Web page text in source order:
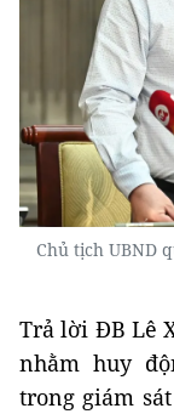
Chủ tịch UBND
Trả lời ĐB Lê
nhằm huy
trong giám